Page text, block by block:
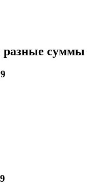
разные суммы